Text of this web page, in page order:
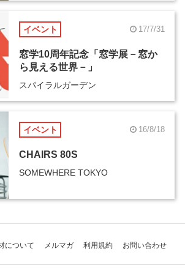
イベント 17/7/31
窓学10周年記念「窓学展－窓か
ら見える世界－」
スパイラルガーデン
イベント 16/8/18
CHAIRS 80S
SOMEWHERE TOKYO
について メルマガ 利用規約 お問い合わせ